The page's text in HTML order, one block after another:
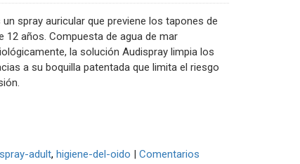
spray auricular que previene los tapones de
12 años. Compuesta de agua de mar
la solución Audispray limpia los
a su boquilla patentada que limita el riesgo
adult higiene-del-oido | Comentarios